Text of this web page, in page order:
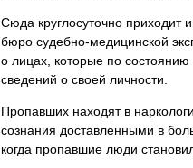
Сюда круглосуточно
бюро судебно-медицинской
о лицах, которые по
сведений о своей личности.
Пропавших находят в
сознания доставленными в
когда пропавшие люди